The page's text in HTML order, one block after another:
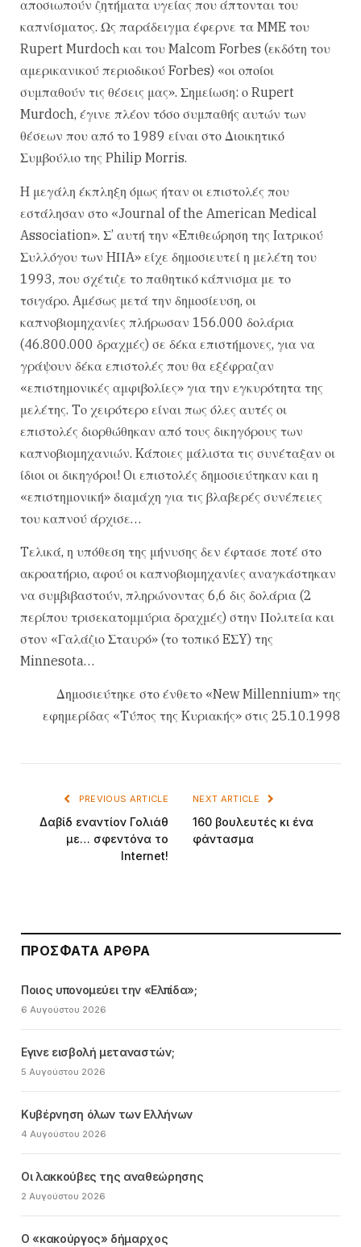
αποσιωπούν ζητήματα υγείας που άπτονται του
καπνίσματος. Ως παράδειγμα έφερνε τα MME του
Rupert Murdoch και του Malcom Forbes (εκδότη του
αμερικανικού περιοδικού Forbes) «οι οποίοι
συμπαθούν τις θέσεις μας». Σημείωση: ο Rupert
Murdoch, έγινε πλέον τόσο συμπαθής αυτών των
θέσεων που από το 1989 είναι στο Διοικητικό
Συμβούλιο της Philip Morris.
H μεγάλη έκπληξη όμως ήταν οι επιστολές που
εστάλησαν στο «Journal of the American Medical
Association». Σ’ αυτή την «Eπιθεώρηση της Iατρικού
Συλλόγου των HΠA» είχε δημοσιευτεί η μελέτη του
1993, που σχέτιζε το παθητικό κάπνισμα με το
τσιγάρο. Aμέσως μετά την δημοσίευση, οι
καπνοβιομηχανίες πλήρωσαν 156.000 δολάρια
(46.800.000 δραχμές) σε δέκα επιστήμονες, για να
γράψουν δέκα επιστολές που θα εξέφραζαν
«επιστημονικές αμφιβολίες» για την εγκυρότητα της
μελέτης. Tο χειρότερο είναι πως όλες αυτές οι
επιστολές διορθώθηκαν από τους δικηγόρους των
καπνοβιομηχανιών. Kάποιες μάλιστα τις συνέταξαν οι
ίδιοι οι δικηγόροι! Oι επιστολές δημοσιεύτηκαν και η
«επιστημονική» διαμάχη για τις βλαβερές συνέπειες
του καπνού άρχισε…
Tελικά, η υπόθεση της μήνυσης δεν έφτασε ποτέ στο
ακροατήριο, αφού οι καπνοβιομηχανίες αναγκάστηκαν
να συμβιβαστούν, πληρώνοντας 6,6 δις δολάρια (2
περίπου τρισεκατομμύρια δραχμές) στην Πολιτεία και
στον «Γαλάζιο Σταυρό» (το τοπικό EΣY) της
Minnesota…
Δημοσιεύτηκε στο ένθετο «New Millennium» της
εφημερίδας «Tύπος της Kυριακής» στις 25.10.1998
PREVIOUS ARTICLE
Δαβίδ εναντίον Γολιάθ
με… σφεντόνα το
Internet!
NEXT ARTICLE
160 βουλευτές κι ένα
φάντασμα
ΠΡΌΣΦΑΤΑ ΆΡΘΡΑ
Ποιος υπονομεύει την «Ελπίδα»;
6 Αυγούστου 2026
Εγινε εισβολή μεταναστών;
5 Αυγούστου 2026
Κυβέρνηση όλων των Ελλήνων
4 Αυγούστου 2026
Οι λακκούβες της αναθεώρησης
2 Αυγούστου 2026
Ο «κακούργος» δήμαρχος